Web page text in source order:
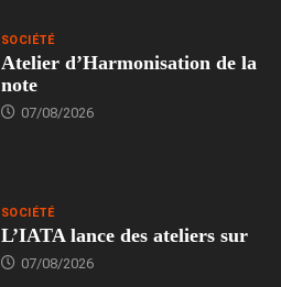
SOCIÉTÉ
Atelier d’Harmonisation de la
note
07/08/2026
SOCIÉTÉ
L’IATA lance des ateliers sur
07/08/2026